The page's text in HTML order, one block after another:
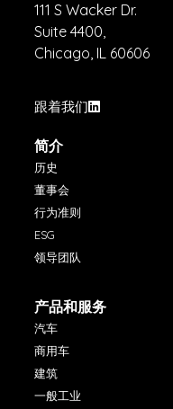
111 S Wacker Dr.
Suite 4400,
Chicago, IL 60606
跟着我们
简介
历史
董事会
行为准则
ESG
领导团队
产品和服务
汽车
商用车
建筑
一般工业